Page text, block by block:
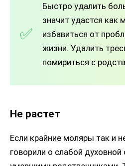
Быстро удалить
значит удастся как
избавиться от
жизни. Удалить
помириться с
Не растет
Если крайние моляры так и
говорили о слабой духовной